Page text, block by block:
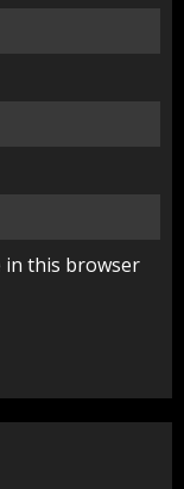
in this browser